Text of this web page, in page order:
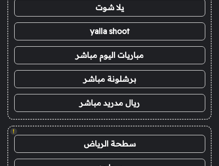
يلا شوت
yalla shoot
مباريات اليوم مباشر
برشلونة مباشر
ريال مدريد مباشر
!
سطحة الرياض